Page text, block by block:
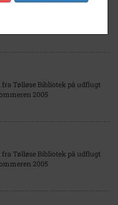
Forening i
fra Tølløse Bibliotek på udflugt
2005
fra Tølløse Bibliotek på udflugt
2005